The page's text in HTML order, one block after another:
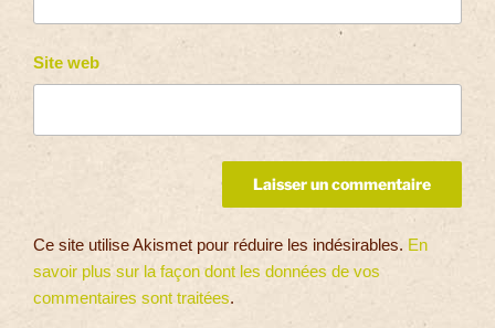
Site web
Ce site utilise Akismet pour réduire les indésirables. En
savoir plus sur la façon dont les données de vos
commentaires sont traitées.